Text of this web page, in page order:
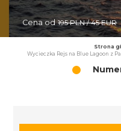
Cena od 195 PLN / 45 EUR
Strona
Wycieczka Rejs na Blue Lagoon z